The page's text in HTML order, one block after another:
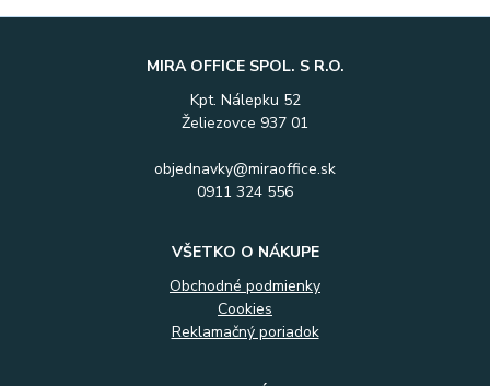
MIRA OFFICE SPOL. S R.O.
Kpt. Nálepku 52
Želiezovce 937 01
objednavky@miraoffice.sk
0911 324 556
VŠETKO O NÁKUPE
Obchodné podmienky
Cookies
Reklamačný poriadok